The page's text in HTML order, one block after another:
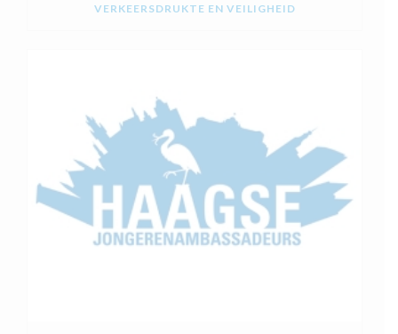
VERKEERSDRUKTE EN VEILIGHEID